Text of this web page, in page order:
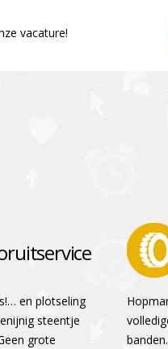
vacature!
en plotseling
steentje
grote